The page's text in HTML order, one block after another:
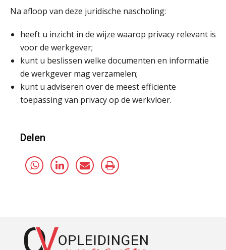
Na afloop van deze juridische nascholing:
heeft u inzicht in de wijze waarop privacy relevant is
voor de werkgever;
kunt u beslissen welke documenten en informatie
de werkgever mag verzamelen;
kunt u adviseren over de meest efficiënte
toepassing van privacy op de werkvloer.
Delen